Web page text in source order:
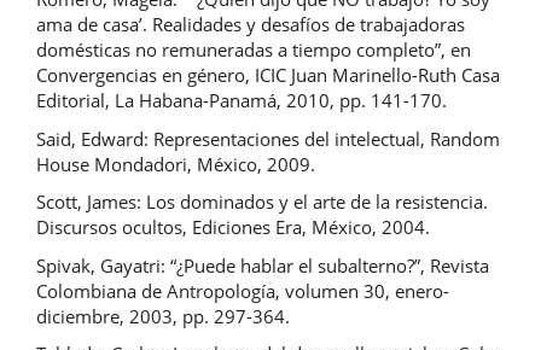
ama de casa’. Realidades y desafíos de trabajadoras
domésticas no remuneradas a tiempo completo”, en
Convergencias en género, ICIC Juan Marinello-Ruth Casa
Editorial, La Habana-Panamá, 2010, pp. 141-170.
Said, Edward: Representaciones del intelectual, Random
House Mondadori, México, 2009.
Scott, James: Los dominados y el arte de la resistencia.
Discursos ocultos, Ediciones Era, México, 2004.
Spivak, Gayatri: “¿Puede hablar el subalterno?”, Revista
Colombiana de Antropología, volumen 30, enero-
diciembre, 2003, pp. 297-364.